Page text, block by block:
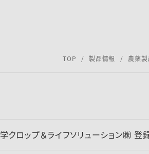
TOP 製品情報 農薬製
ロップ＆ライフソリューション㈱ 登